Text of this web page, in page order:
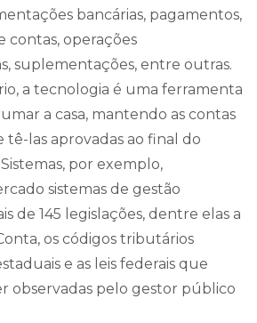
bancárias, pagamentos,
contas, operações
suplementações, entre outras.
a tecnologia é uma ferramenta
a casa, mantendo as contas
las aprovadas ao final do
por exemplo,
sistemas de gestão
de 145 legislações, dentre elas a
os códigos tributários
e as leis federais que
observadas pelo gestor público